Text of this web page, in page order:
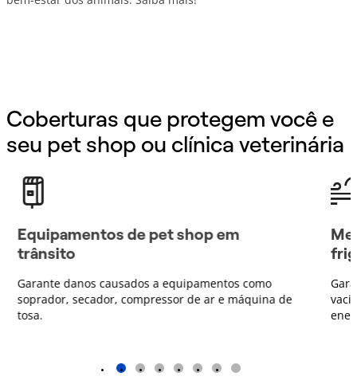
Coberturas que protegem você e
seu pet shop ou clínica veterinária
Equipamentos de pet shop em
trânsito
Garante danos causados a equipamentos como
soprador, secador, compressor de ar e máquina de
tosa.
1 2 3 4 5 6 7